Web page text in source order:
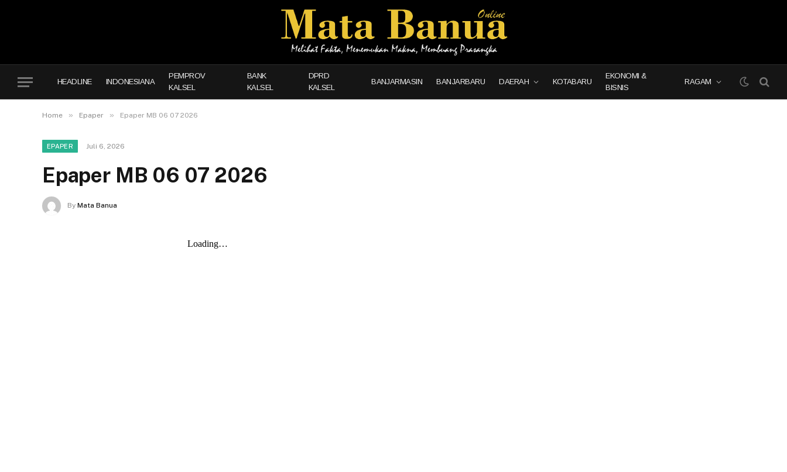
HEADLINE INDONESIANA
PEMPROV
KALSEL
BANK
KALSEL
DPRD
KALSEL
BANJARMASIN BANJARBARU DAERAH KOTABARU
EKONOMI &
BISNIS
RAGAM
Home » Epaper » Epaper MB 06 07 2026
EPAPER Juli 6, 2026
Epaper MB 06 07 2026
By Mata Banua